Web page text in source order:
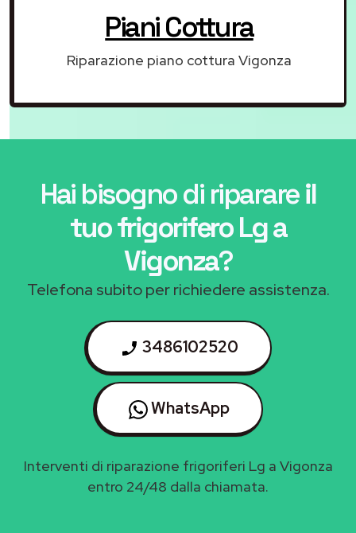
Piani Cottura
Riparazione piano cottura Vigonza
Hai bisogno di riparareil
tuo frigorifero Lg a
Vigonza?
Telefona subito per richiedere assistenza.
3486102520
WhatsApp
Interventi di riparazione frigoriferi Lg a Vigonza
entro 24/48 dalla chiamata.